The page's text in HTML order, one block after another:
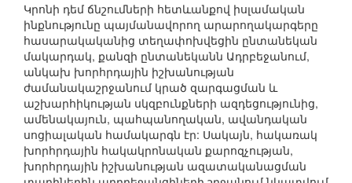
Կրոնի դեմ ճնշումների հետևանքով իսլամական
ինքնությունը պայմանավորող արարողակարգերը
հասարակականից տեղափոխվեցին ընտանեկան
մակարդակ, քանզի ընտանեկանն Ադրբեջանում,
անկախ խորհրդային իշխանության
ժամանակաշրջանում կրած զարգացման և
աշխարհիկության սկզբունքների ազդեցությունից,
ամենակայուն, պահպանողական, ավանդական
սոցիալական համակարգն էր: Սակայն, հակառակ
խորհրդային հակակրոնական քարոզչության,
խորհրդային իշխանության ազատականացման